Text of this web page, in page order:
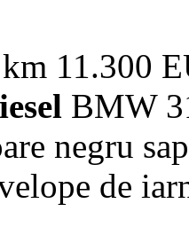
11.300
BMW
negru
de